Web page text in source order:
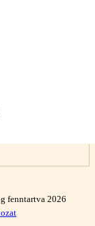
fenntartva 2026